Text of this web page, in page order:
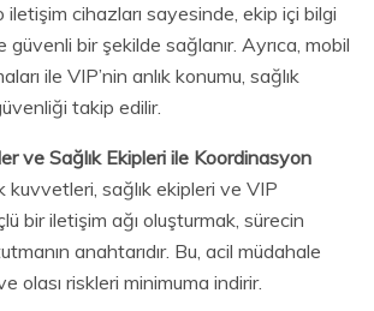
iletişim cihazları sayesinde, ekip içi bilgi
güvenli bir şekilde sağlanır. Ayrıca, mobil
ile VIP’nin anlık konumu, sağlık
takip edilir.
ve Sağlık Ekipleri ile Koordinasyon
kuvvetleri, sağlık ekipleri ve VIP
bir iletişim ağı oluşturmak, sürecin
anahtarıdır. Bu, acil müdahale
olası riskleri minimuma indirir.